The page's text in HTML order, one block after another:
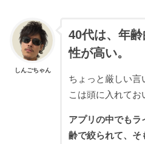
しんごちゃん
40代は、年
性が高い。
ちょっと厳しい言
こは頭に入れてお
アプリの中でもラ
齢で絞られて、そ